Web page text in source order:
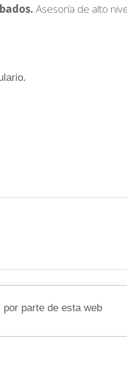
Asesoría de alto
parte de esta web